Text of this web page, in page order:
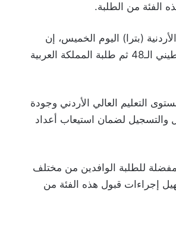
الفئة من الطلبة.
(بترا) اليوم الخميس، إن
الطلبة الماليزيين تصدروا القائمة بأعلى نسبة إقبال، تلاهم الطلاب من فلسطيني الـ48 ثم طلبة المملكة العربية
التعليم العالي الأردني وجودة
والتسجيل لضمان استيعاب أعداد
مفضلة للطلبة الوافدين من مختلف
إجراءات قبول هذه الفئة من